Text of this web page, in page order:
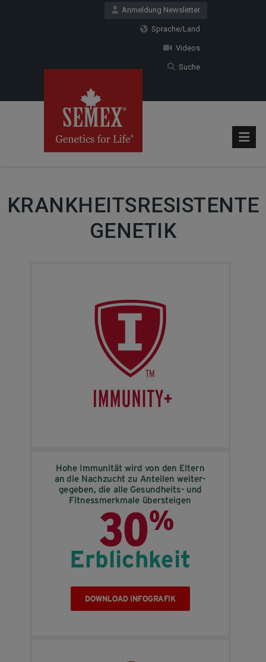
Anmeldung Newsletter
Sprache/Land
Videos
Suche
KRANKHEITSRESISTENTE
GENETIK